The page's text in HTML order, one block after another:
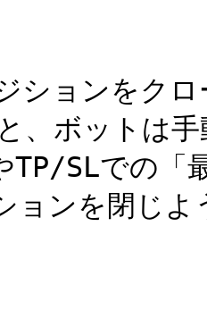
ションを
、ボットは手
TP/SLでの
ョンを閉じよ